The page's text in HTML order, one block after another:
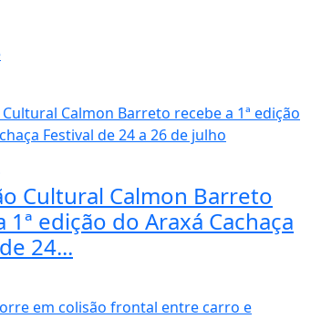
Cultural Calmon Barreto
1ª edição do Araxá Cachaça
24...